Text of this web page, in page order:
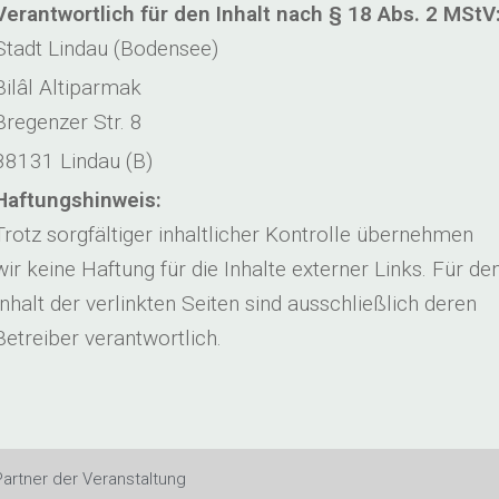
für den Inhalt nach § 18 Abs. 2
Lindau (Bodensee)
Altiparmak
Str. 8
Lindau (B)
sorgfältiger inhaltlicher Kontrolle übernehmen
keine Haftung für die Inhalte externer Links. Für
der verlinkten Seiten sind ausschließlich deren
verantwortlich.
der Veranstaltung